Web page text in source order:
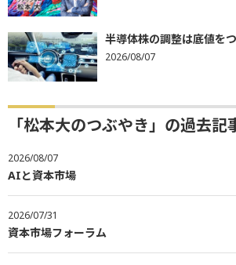
半導体株の調整は底値を
2026/08/07
「松本大のつぶやき」の過去記
2026/08/07
AIと資本市場
2026/07/31
資本市場フォーラム